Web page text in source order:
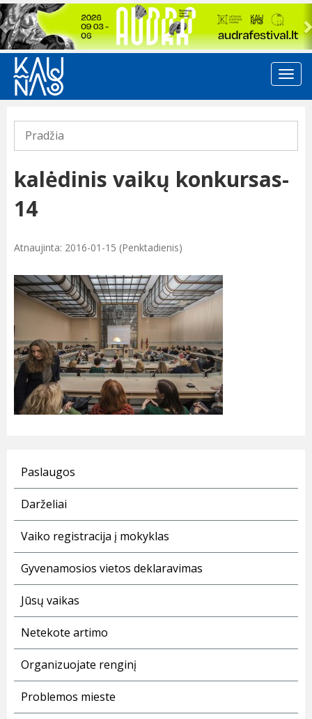
Previous
Pradžia
kalėdinis vaikų konkursas-
14
Atnaujinta: 2016-01-15 (Penktadienis)
Paslaugos
Darželiai
Vaiko registracija į mokyklas
Gyvenamosios vietos deklaravimas
Jūsų vaikas
Netekote artimo
Organizuojate renginį
Problemos mieste